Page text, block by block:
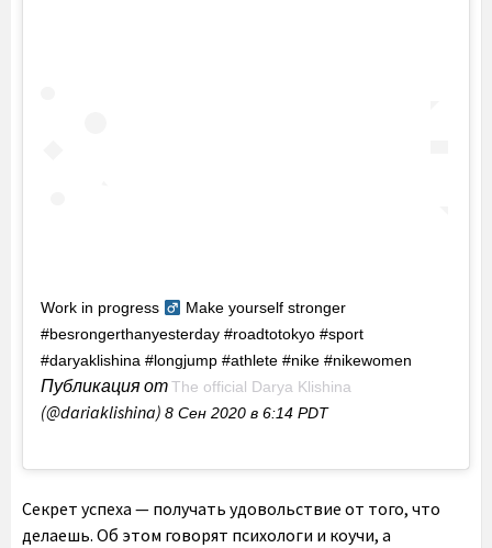
Work in progress ‍
Make yourself stronger ⠀
#besrongerthanyesterday #roadtotokyo #sport
#daryaklishina #longjump #athlete #nike #nikewomen ⠀
Публикация отThe official Darya Klishina
(@dariaklishina) 8 Сен 2020 в 6:14 PDT
Секрет успеха — получать удовольствие от того, что
делаешь. Об этом говорят психологи и коучи, а